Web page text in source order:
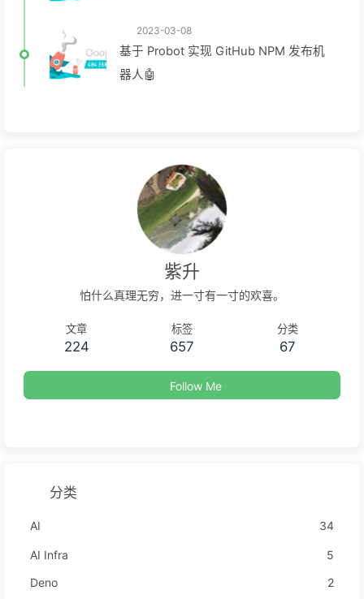
2023-03-08
基于 Probot 实现 GitHub NPM 发布机
器人🤖
紫升
怕什么真理无穷，进一寸有一寸的欢喜。
文章
224
标签
657
分类
67
Follow Me
分类
AI 34
AI Infra
5
Deno
2